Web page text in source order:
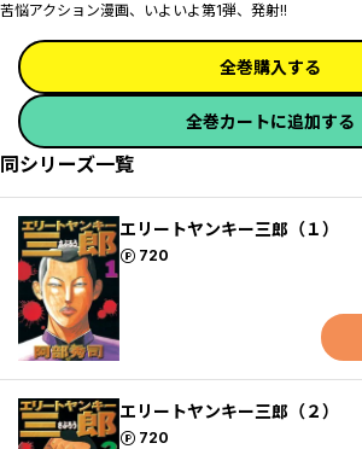
苦悩アクション漫画、いよいよ第1弾、発射!!
全巻購入する
全巻カートに追加する
同シリーズ一覧
エリートヤンキー三郎（１）
720
ポイント
エリートヤンキー三郎（２）
720
ポイント